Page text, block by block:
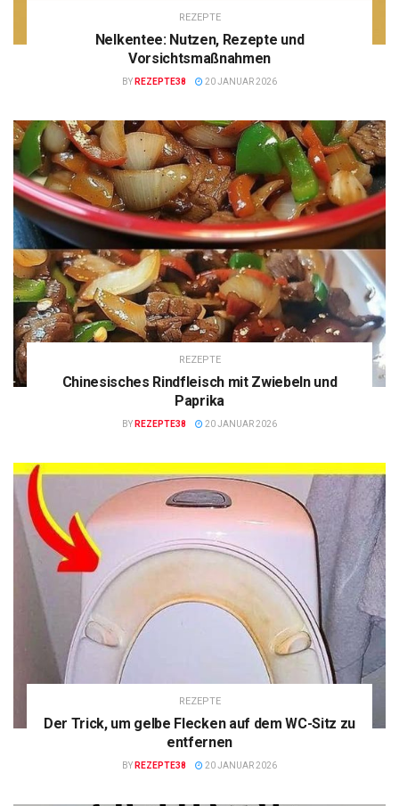
REZEPTE
Nelkentee: Nutzen, Rezepte und
Vorsichtsmaßnahmen
BY REZEPTE38 20 JANUAR 2026
REZEPTE
Chinesisches Rindfleisch mit Zwiebeln und
Paprika
BY REZEPTE38 20 JANUAR 2026
REZEPTE
Der Trick, um gelbe Flecken auf dem WC-Sitz zu
entfernen
BY REZEPTE38 20 JANUAR 2026